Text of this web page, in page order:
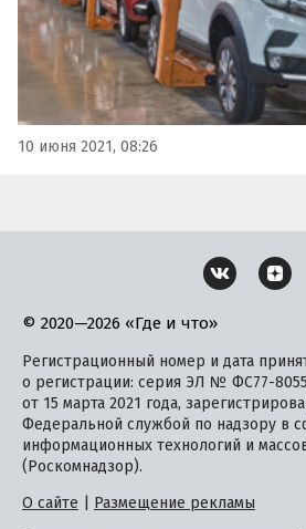
10 июня 2021, 08:26
© 2020—2026 «Где и что»
Регистрационный номер и дата
о регистрации: серия ЭЛ № ФС77-
от 15 марта 2021 года,
Федеральной службой по надзору в
информационных технологий и
(Роскомнадзор).
О сайте
Размещение рекламы